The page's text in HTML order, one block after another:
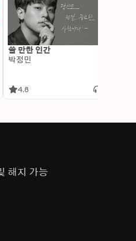
쓸 만한 인간
박정민
4.8
해지 가능